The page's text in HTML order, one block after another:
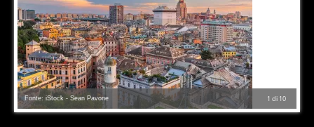
1 di 10
Fonte: iStock - Sean Pavone